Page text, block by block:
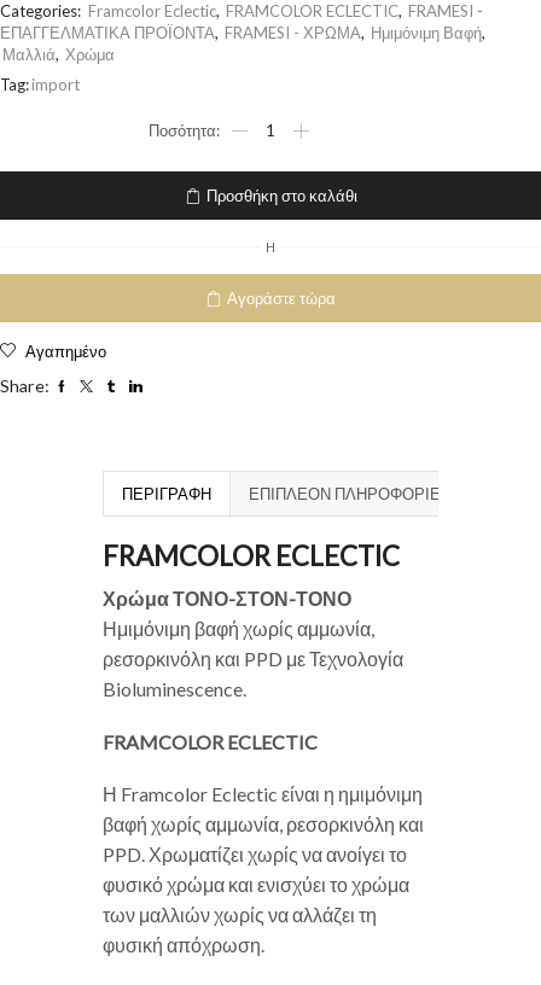
Categories: Framcolor Eclectic, FRAMCOLOR ECLECTIC, FRAMESI -
ΕΠΑΓΓΕΛΜΑΤΙΚΑ ΠΡΟΪΟΝΤΑ, FRAMESI - ΧΡΩΜΑ, Ημιμόνιμη Βαφή,
Μαλλιά, Χρώμα
Tag:import
Προσθήκη στο καλάθι
H
Αγοράστε τώρα
Αγαπημένο
Share:
ΠΕΡΙΓΡΑΦΉ ΕΠΙΠΛΈΟΝ ΠΛΗΡΟΦΟΡΊΕΣ
FRAMCOLOR ECLECTIC
Χρώμα ΤΟΝΟ-ΣΤΟΝ-ΤΟΝΟ
Ημιμόνιμη βαφή χωρίς αμμωνία,
ρεσορκινόλη και PPD με Τεχνολογία
Bioluminescence.
FRAMCOLOR ECLECTIC
Η Framcolor Eclectic είναι η ημιμόνιμη
βαφή χωρίς αμμωνία, ρεσορκινόλη και
PPD. Χρωματίζει χωρίς να ανοίγει το
φυσικό χρώμα και ενισχύει το χρώμα
των μαλλιών χωρίς να αλλάζει τη
φυσική απόχρωση.